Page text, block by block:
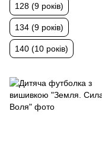
128 (9 років)
134 (9 років)
140 (10 років)